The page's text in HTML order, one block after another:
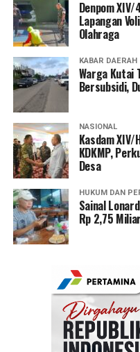
Denpom
Lapangan
Olahraga
KABAR DAERAH
Warga Kutai
Bersubsidi,
NASIONAL
Kasdam
KDKMP,
Desa
HUKUM DAN
Sainal
Rp 2,75